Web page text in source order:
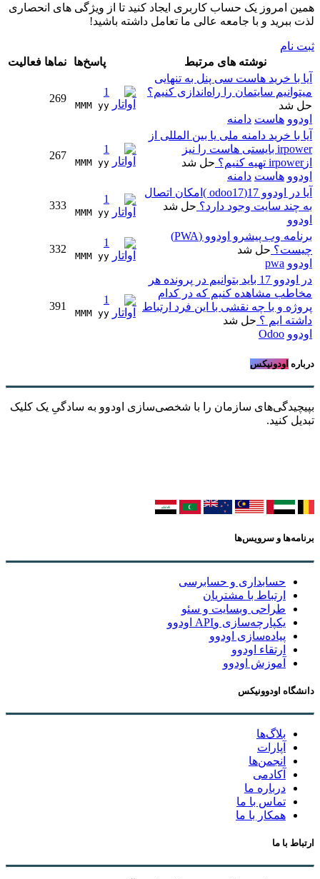
همین امروز یک حساب کاربری ایجاد کنید تا از ویژگی های انحصاری
لذت ببرید و با جامعه عالی ما تعامل داشته باشید!
ثبت نام
نوشته های مرتبط
پاسخ‌ها نماها فعالیت
آیا با خرید هاست سی پنل به تنهایی
میتوانیم سایتمان را راه‌اندازی کنیم؟
حل شد
اودوو هاست دامنه
1
MMM yy
269
آیا با خرید دامنه ملی یا بین المللی از
irpower بایستی هاست را نیز
ازirpower تهیه کنیم؟
حل شد
اودوو هاست دامنه
1
MMM yy
267
آیا در اودوو 17(odoo17 )امکان اتصال
به چند سایت وجود دارد؟ حل شد
اودوو
1
MMM yy
333
برنامه وب پیشرو اودوو (PWA)
چیست؟ حل شد
اودوو pwa
1
MMM yy
332
در اودوو 17 باید بتوانیم در پرونده هر
مخاطب مشاهده کنیم که در کدام
پروژه و با چه نقشی با این فرد ارتباط
داشته ایم ؟ حل شد
اودوو Odoo
1
MMM yy
391
درباره اودونیکس
بپیچیدگی‌های سازمان را با شخصی‌سازی اودوو به سادگیِ یک کلیک
تبدیل کنید.
برنامه‌ها و سرویس‌ها
حسابداری و حسابرسی
ارتباط با مشتریان
طراحی وبسایت و سئو
یکپارچه‌سازی وAPI اودوو
پیاده‌سازی اودوو
ارتقاء اودوو
آموزش اودوو
دانشگاه اودوونیکس
بلاگ‌ها
آپارات
انجمن‌ها
آکادمی
درباره ما
تماس با ما
همکار با ما
ارتباط با ما